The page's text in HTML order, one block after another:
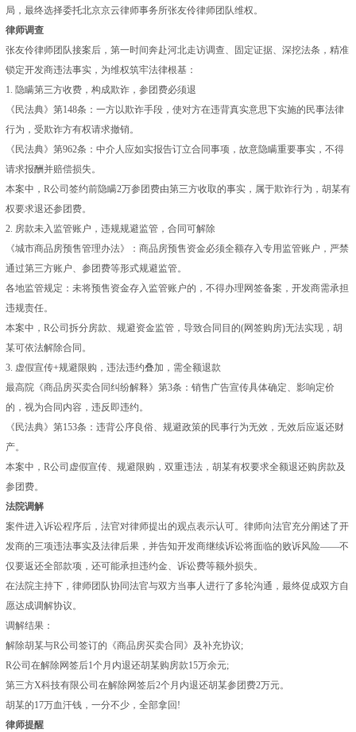
局，最终选择委托北京京云律师事务所张友伶律师团队维权。
律师调查
张友伶律师团队接案后，第一时间奔赴河北走访调查、固定证据、深挖法条，精准
锁定开发商违法事实，为维权筑牢法律根基：
1. 隐瞒第三方收费，构成欺诈，参团费必须退
《民法典》第148条：一方以欺诈手段，使对方在违背真实意思下实施的民事法律
行为，受欺诈方有权请求撤销。
《民法典》第962条：中介人应如实报告订立合同事项，故意隐瞒重要事实，不得
请求报酬并赔偿损失。
本案中，R公司签约前隐瞒2万参团费由第三方收取的事实，属于欺诈行为，胡某有
权要求退还参团费。
2. 房款未入监管账户，违规规避监管，合同可解除
《城市商品房预售管理办法》：商品房预售资金必须全额存入专用监管账户，严禁
通过第三方账户、参团费等形式规避监管。
各地监管规定：未将预售资金存入监管账户的，不得办理网签备案，开发商需承担
违规责任。
本案中，R公司拆分房款、规避资金监管，导致合同目的(网签购房)无法实现，胡
某可依法解除合同。
3. 虚假宣传+规避限购，违法违约叠加，需全额退款
最高院《商品房买卖合同纠纷解释》第3条：销售广告宣传具体确定、影响定价
的，视为合同内容，违反即违约。
《民法典》第153条：违背公序良俗、规避政策的民事行为无效，无效后应返还财
产。
本案中，R公司虚假宣传、规避限购，双重违法，胡某有权要求全额退还购房款及
参团费。
法院调解
案件进入诉讼程序后，法官对律师提出的观点表示认可。律师向法官充分阐述了开
发商的三项违法事实及法律后果，并告知开发商继续诉讼将面临的败诉风险——不
仅要返还全部款项，还可能承担违约金、诉讼费等额外损失。
在法院主持下，律师团队协同法官与双方当事人进行了多轮沟通，最终促成双方自
愿达成调解协议。
调解结果：
解除胡某与R公司签订的《商品房买卖合同》及补充协议;
R公司在解除网签后1个月内退还胡某购房款15万余元;
第三方X科技有限公司在解除网签后2个月内退还胡某参团费2万元。
胡某的17万血汗钱，一分不少，全部拿回!
律师提醒